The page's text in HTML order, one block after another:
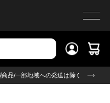
商品/一部地域への発送は除く